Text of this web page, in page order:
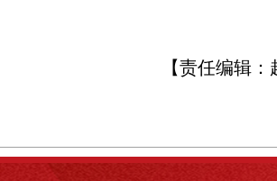
【责任编辑：